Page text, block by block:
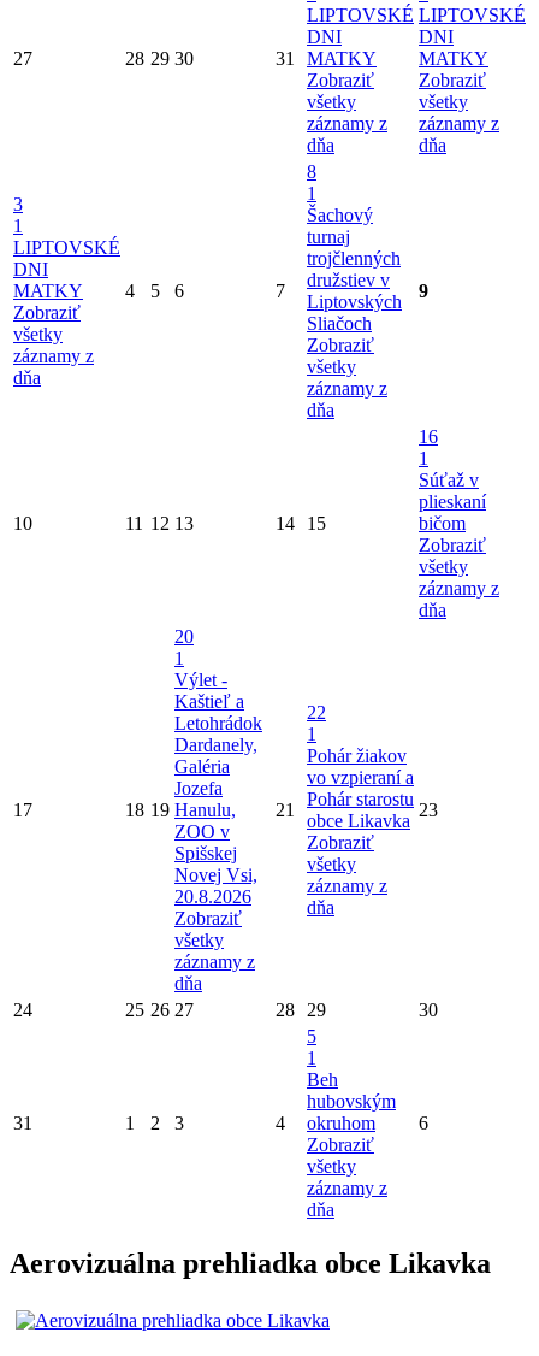
27 28 29 30 31
LIPTOVSKÉ
DNI
MATKY
Zobraziť
všetky
záznamy z
dňa
LIPTOVSKÉ
DNI
MATKY
Zobraziť
všetky
záznamy z
dňa
3
1
LIPTOVSKÉ
DNI
MATKY
Zobraziť
všetky
záznamy z
dňa
4 5 6 7
8
1
Šachový
turnaj
trojčlenných
družstiev v
Liptovských
Sliačoch
Zobraziť
všetky
záznamy z
dňa
9
10 11 12 13 14 15
16
1
Súťaž v
plieskaní
bičom
Zobraziť
všetky
záznamy z
dňa
17 18 19
20
1
Výlet -
Kaštieľ a
Letohrádok
Dardanely,
Galéria
Jozefa
Hanulu,
ZOO v
Spišskej
Novej Vsi,
20.8.2026
Zobraziť
všetky
záznamy z
dňa
21
22
1
Pohár žiakov
vo vzpieraní a
Pohár starostu
obce Likavka
Zobraziť
všetky
záznamy z
dňa
23
24 25 26 27 28 29 30
31 1 2 3 4
5
1
Beh
hubovským
okruhom
Zobraziť
všetky
záznamy z
dňa
6
Aerovizuálna prehliadka obce Likavka